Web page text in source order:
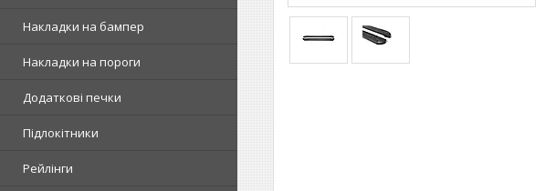
Накладки на бампер
Накладки на пороги
Додаткові печки
Підлокітники
Рейлінги